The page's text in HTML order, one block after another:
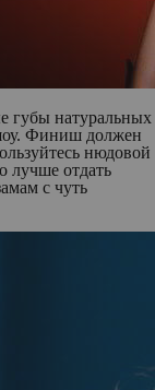
губы натуральных
Финиш должен
нюдовой
лучше отдать
с чуть